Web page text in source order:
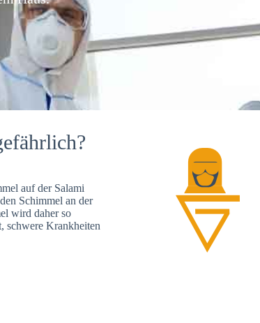
auf der Salami
Schimmel an der
wird daher so
schwere Krankheiten